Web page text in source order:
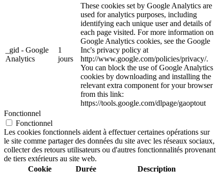
_gid - Google
Analytics
1
jours
These cookies set by Google Analytics are
used for analytics purposes, including
identifying each unique user and details of
each page visited. For more information on
Google Analytics cookies, see the Google
Inc's privacy policy at
http://www.google.com/policies/privacy/.
You can block the use of Google Analytics
cookies by downloading and installing the
relevant extra component for your browser
from this link:
https://tools.google.com/dlpage/gaoptout
Fonctionnel
Fonctionnel
Les cookies fonctionnels aident à effectuer certaines opérations sur
le site comme partager des données du site avec les réseaux sociaux,
collecter des retours utilisateurs ou d'autres fonctionnalités provenant
de tiers extérieurs au site web.
Cookie
Durée Description